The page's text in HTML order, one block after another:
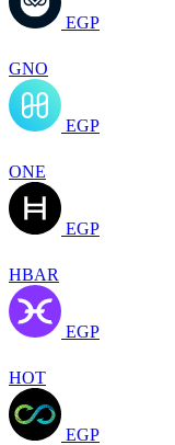
EGP
GNO
EGP
ONE
EGP
HBAR
EGP
HOT
EGP